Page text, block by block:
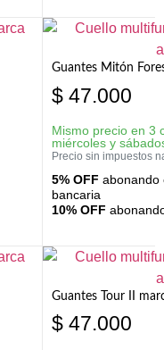
Guantes Mitón
$ 47.000
Mismo precio en 3
miércoles y
Precio sin impuestos
5% OFF abonando
bancaria
10% OFF
Guantes Tour II
$ 47.000